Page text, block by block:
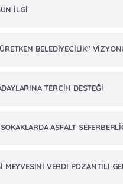
İLGİ
BELEDİYECİLİK"
TERCİH DESTEĞİ
ASFALT
MEYVESİNİ VERDİ POZANTILI